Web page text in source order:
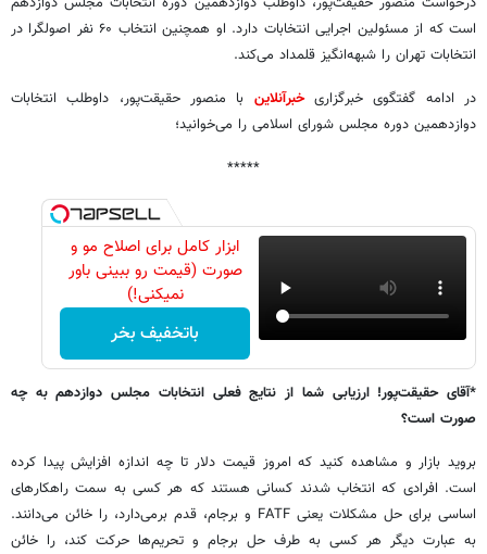
است که از مسئولین اجرایی انتخابات دارد. او همچنین انتخاب ۶۰ نفر اصولگرا در
انتخابات تهران را شبهه‌انگیز قلمداد می‌کند.
در ادامه گفتگوی خبرگزاریخبرآنلاین با منصور حقیقت‌پور، داوطلب انتخابات
دوازدهمین دوره مجلس شورای اسلامی را می‌خوانید؛
*****
ابزار کامل برای اصلاح مو و
صورت (قیمت رو ببینی باور
نمیکنی!)
باتخفیف بخر
*آقای حقیقت‌پور! ارزیابی شما از نتایج فعلی انتخابات مجلس دوازدهم به چه
صورت است؟
بروید بازار و مشاهده کنید که امروز قیمت دلار تا چه اندازه افزایش پیدا کرده
است. افرادی که انتخاب شدند کسانی هستند که هر کسی به سمت راهکارهای
اساسی برای حل مشکلات یعنی FATF و برجام، قدم برمی‌دارد، را خائن می‌دانند.
به عبارت دیگر هر کسی به طرف حل برجام و تحریم‌ها حرکت کند، را خائن